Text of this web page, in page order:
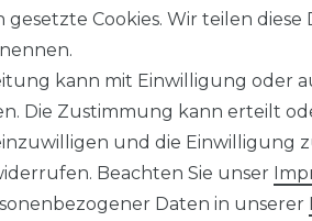
Cookies. Wir teilen
kann mit Einwilligung oder
Die Zustimmung kann erteilt
und die Einwilligung
Beachten Sie unser
Daten in unserer